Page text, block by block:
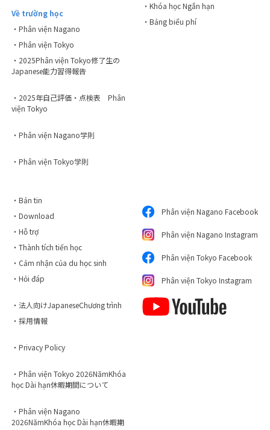
Về trường học
・Phân viện Nagano
・Phân viện Tokyo
・2025Phân viện Tokyo修了生の
Japanese能力習得報告
・2025年自己評価・点検表 Phân
viện Tokyo
・Phân viện Nagano学則
・Phân viện Tokyo学則
・Khóa học Ngắn hạn
・Bảng biểu phí
・Bản tin
・Download
・Hỗ trợ
・Thành tích tiến học
・Cảm nhận của du học sinh
・Hỏi đáp
・法人向けJapaneseChương trình
・採用情報
・Privacy Policy
・Phân viện Tokyo 2026NămKhóa
học Dài hạn休暇期間について
・Phân viện Nagano
2026NămKhóa học Dài hạn休暇期
Phân viện Nagano Facebook
Phân viện Nagano Instagram
Phân viện Tokyo Facebook
Phân viện Tokyo Instagram